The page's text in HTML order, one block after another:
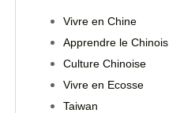
Vivre en Chine
Apprendre le Chinois
Culture Chinoise
Vivre en Ecosse
Taiwan